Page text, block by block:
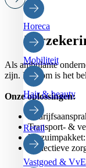
Horeca
Mobiliteit
Hair & beauty
Retail
Vastgoed & VvE
Als ambulante
zijn. Daarom is het
Onze oplossingen:
Transport- &
Collectieve